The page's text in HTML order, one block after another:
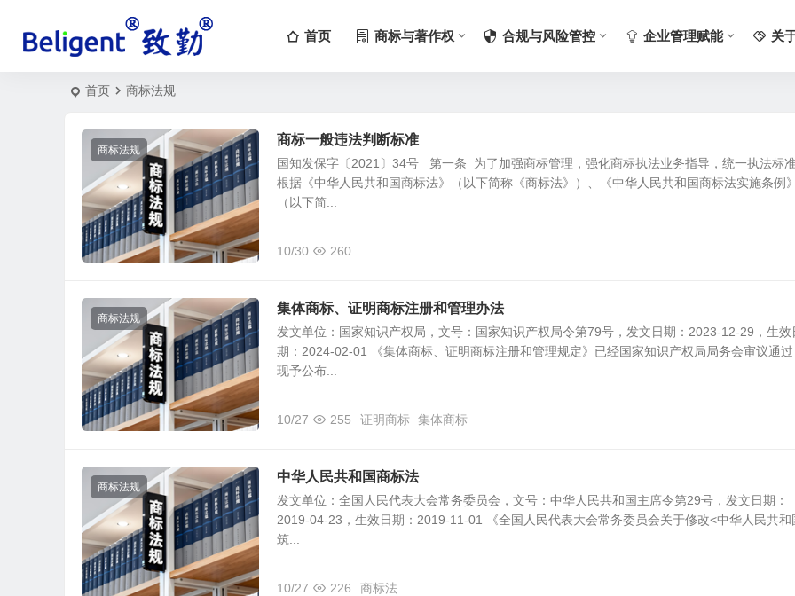
首页 商标与著作权 合规与风险管控 企业管理赋能 关
首页 商标法规
商标法规
商标一般违法判断标准
国知发保字〔2021〕34号 第一条 为了加强商标管理，强化商标执法业务指导，统一执法标准
根据《中华人民共和国商标法》（以下简称《商标法》）、《中华人民共和国商标法实施条例》
（以下简...
10/30 260
商标法规
集体商标、证明商标注册和管理办法
发文单位：国家知识产权局，文号：国家知识产权局令第79号，发文日期：2023-12-29，生效
期：2024-02-01 《集体商标、证明商标注册和管理规定》已经国家知识产权局局务会审议通过
现予公布...
10/27 255 证明商标 集体商标
商标法规
中华人民共和国商标法
发文单位：全国人民代表大会常务委员会，文号：中华人民共和国主席令第29号，发文日期：
2019-04-23，生效日期：2019-11-01 《全国人民代表大会常务委员会关于修改<中华人民共和
筑...
10/27 226 商标法